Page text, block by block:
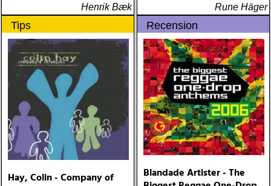
Henrik Bæk
Rune Häger
Tips
Hay, Colin - Company of
Recension
Blandade Artister - The